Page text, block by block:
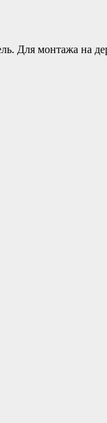
Для монтажа на